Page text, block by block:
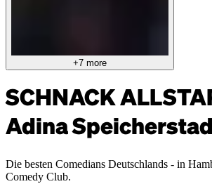
+7 more
SCHNACK
Adina
Die besten Comedians Deutschlands - in
Comedy Club.